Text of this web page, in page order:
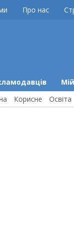
Про нас
Корисне Освіта